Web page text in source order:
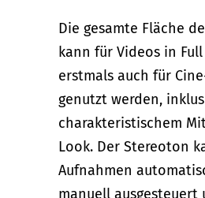
Die gesamte Fläche
kann für Videos in Full
erstmals auch für
genutzt werden,
charakteristischem
Look. Der Stereoton
Aufnahmen
manuell ausgesteuert